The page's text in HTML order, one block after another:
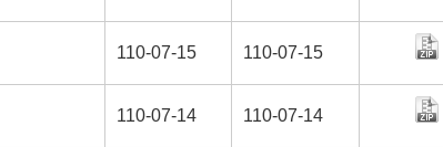
110-07-15 110-07-15
110-07-14 110-07-14